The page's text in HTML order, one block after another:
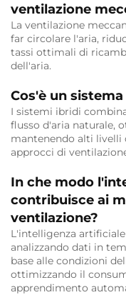
ventilazione
La ventilazione
far circolare l'aria,
tassi ottimali di
dell'aria.
Cos'è un
I sistemi ibridi
flusso d'aria naturale,
mantenendo alti livelli
approcci di
In che modo
contribuisce ai
ventilazione?
L'intelligenza
analizzando dati in
base alle condizioni
ottimizzando il
apprendimento